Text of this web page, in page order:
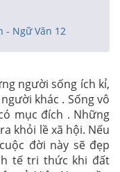
- Ngữ Văn 12
người sống ích kỉ,
khác . Sống vô
mục đích . Những
khỏi lề xã hội. Nếu
đời này sẽ đẹp
tế tri thức khi đất